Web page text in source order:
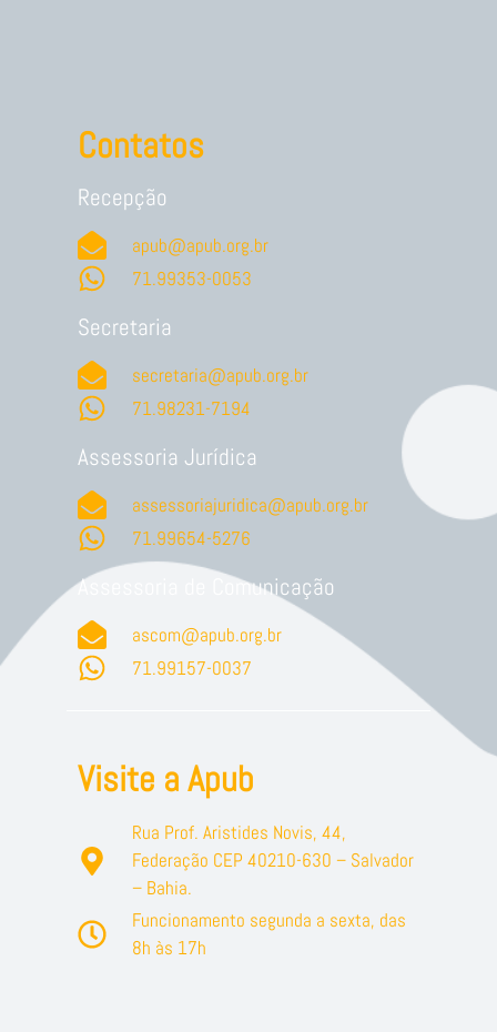
Contatos
Recepção
apub@apub.org.br
71.99353-0053
Secretaria
secretaria@apub.org.br
71.98231-7194
Assessoria Jurídica
assessoriajuridica@apub.org.br
71.99654-5276
Assessoria de Comunicação
ascom@apub.org.br
71.99157-0037
Visite a Apub
Rua Prof. Aristides Novis, 44,
Federação CEP 40210-630 – Salvador
– Bahia.
Funcionamento segunda a sexta, das
8h às 17h